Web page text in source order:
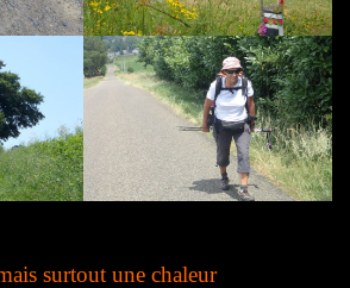
surtout une chaleur